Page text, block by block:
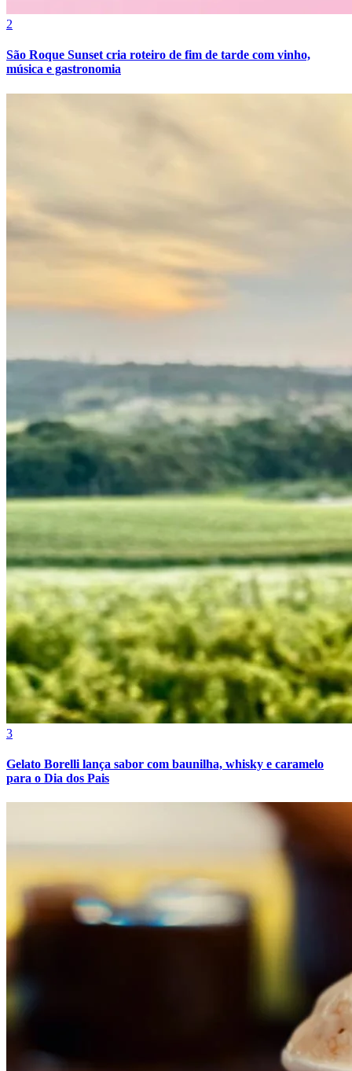
Internacional
Atlético-MG
2
São Roque Sunset cria roteiro de fim de tarde com vinho,
música e gastronomia
3
Gelato Borelli lança sabor com baunilha, whisky e caramelo
para o Dia dos Pais